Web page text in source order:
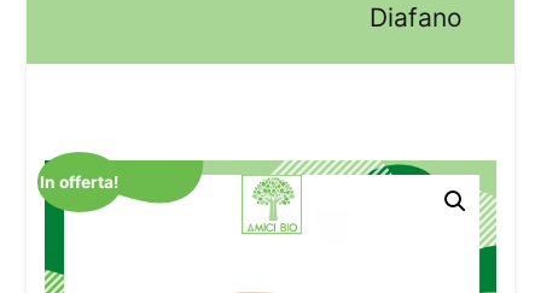
Diafano
In offerta!